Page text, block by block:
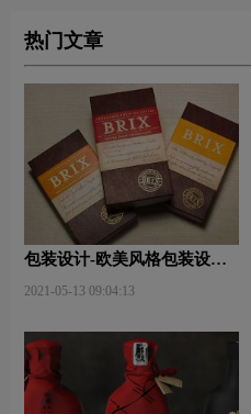
热门文章
包装设计-欧美风格包装设
2021-05-13 09:04:13